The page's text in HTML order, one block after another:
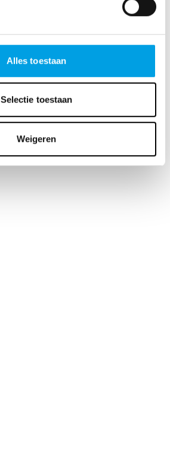
Alles toestaan
Selectie toestaan
Weigeren